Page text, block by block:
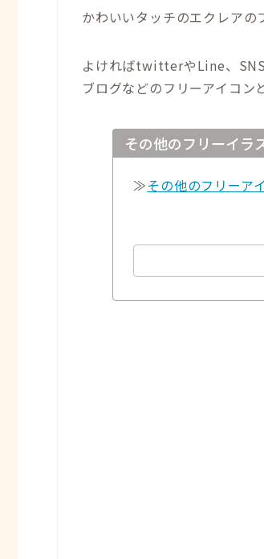
かわいいタッチのエクレアの
よければtwitterやLine、SNS
ブログなどのフリーアイコン
その他のフリーイラ
≫その他のフリーア